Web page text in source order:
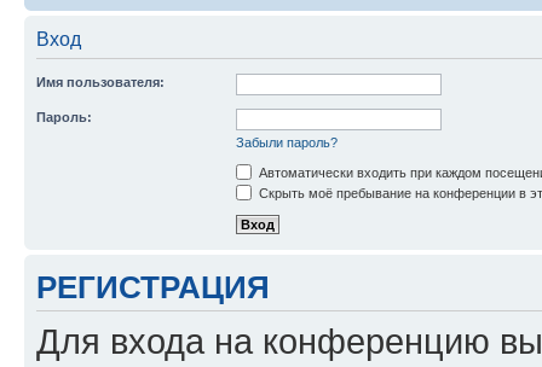
Вход
Имя пользователя:
Пароль:
Забыли пароль?
Автоматически входить при каждом
Скрыть моё пребывание на конференции в
РЕГИСТРАЦИЯ
Для входа на конференцию